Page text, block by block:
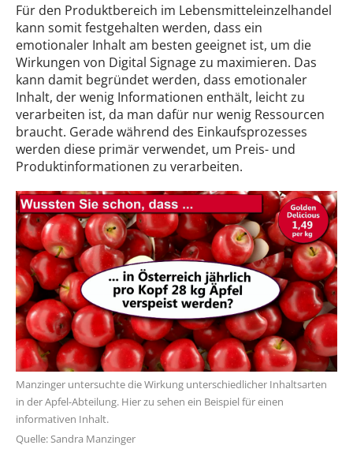
Für den Produktbereich im Lebensmitteleinzelhandel
kann somit festgehalten werden, dass ein
emotionaler Inhalt am besten geeignet ist, um die
Wirkungen von Digital Signage zu maximieren. Das
kann damit begründet werden, dass emotionaler
Inhalt, der wenig Informationen enthält, leicht zu
verarbeiten ist, da man dafür nur wenig Ressourcen
braucht. Gerade während des Einkaufsprozesses
werden diese primär verwendet, um Preis- und
Produktinformationen zu verarbeiten.
Manzinger untersuchte die Wirkung unterschiedlicher Inhaltsarten
in der Apfel-Abteilung. Hier zu sehen ein Beispiel für einen
informativen Inhalt.
Quelle: Sandra Manzinger